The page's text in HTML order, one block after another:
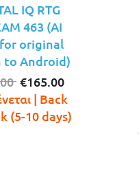
IQ RTG
463 (AI
original
to Android)
Original
price
was:
€165.00
τρέχουσα
τιμή
| Back
(5-10 days)